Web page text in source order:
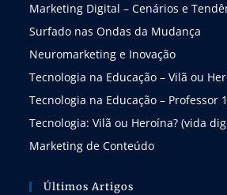
Marketing Digital – Cenários e
Surfado nas Ondas da Mudança
Neuromarketing e Inovação
Tecnologia na Educação – Vilã ou
Tecnologia na Educação – Professor
Tecnologia: Vilã ou Heroína? (vida
Marketing de Conteúdo
Últimos Artigos